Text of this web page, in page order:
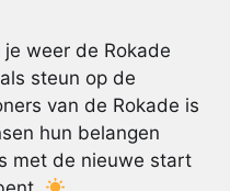
weer de Rokade
steun op de
van de Rokade is
hun belangen
met de nieuwe start